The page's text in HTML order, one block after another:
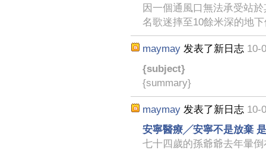
因一個通風口無法承受站
名歌迷摔至10餘米深的地
maymay 发表了新日志 10-
{subject}
{summary}
maymay 发表了新日志 10-
安寧醫療╱安寧不是放棄
七十四歲的孫爺爺去年暈